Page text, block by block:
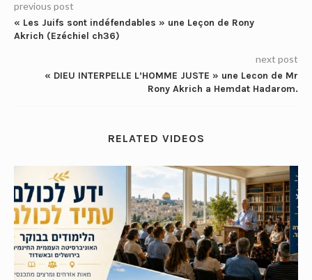
previous post
« Les Juifs sont indéfendables » une Leçon de Rony
Akrich (Ezéchiel ch36)
next post
« DIEU INTERPELLE L’HOMME JUSTE » une Lecon de Mr
Rony Akrich a Hemdat Hadarom.
RELATED VIDEOS